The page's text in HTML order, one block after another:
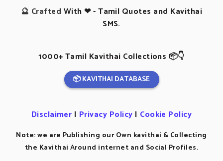
🔮 Crafted With ❤ - Tamil Quotes and Kavithai
SMS.
1000+ Tamil Kavithai Collections 📦👇
📦 KAVITHAI DATABASE
Disclaimer | Privacy Policy | Cookie Policy
Note: we are Publishing our Own kavithai & Collecting
the Kavithai Around internet and Social Profiles.